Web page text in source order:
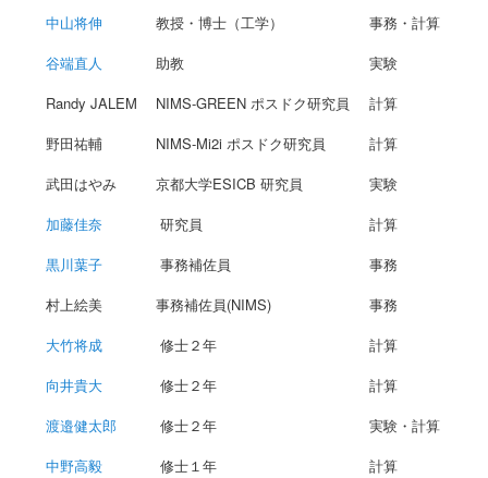
中山将伸 教授・博士（工学）
事務・計算
谷端直人
助教
実験
Randy JALEM
NIMS-GREEN ポスドク研究員
計算
野田祐輔
NIMS-Mi2i ポスドク研究員
計算
武田はやみ
京都大学ESICB 研究員
実験
加藤佳奈
研究員
計算
黒川葉子
事務補佐員
事務
村上絵美
事務補佐員(NIMS)
事務
大竹将成
修士２年
計算
向井貴大
修士２年
計算
渡邉健太郎
修士２年
実験・計算
中野高毅
修士１年
計算